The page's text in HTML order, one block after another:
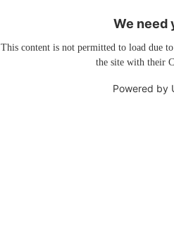
We need
This content is not permitted to load due
the site with their
Powered by